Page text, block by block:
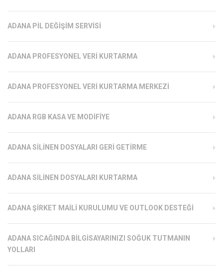
ADANA PIL DEĞIŞIM SERVISI
ADANA PROFESYONEL VERI KURTARMA
ADANA PROFESYONEL VERI KURTARMA MERKEZI
ADANA RGB KASA VE MODIFIYE
ADANA SILINEN DOSYALARI GERI GETIRME
ADANA SILINEN DOSYALARI KURTARMA
ADANA ŞIRKET MAILI KURULUMU VE OUTLOOK DESTEĞI
ADANA SICAĞINDA BILGISAYARINIZI SOĞUK TUTMANIN
YOLLARI